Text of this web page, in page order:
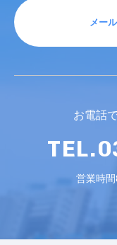
メー
お電話
営業時